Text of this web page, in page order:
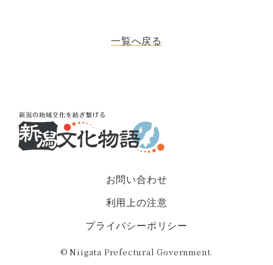
一覧へ戻る
お問い合わせ
利用上の注意
プライバシーポリシー
© Niigata Prefectural Government.